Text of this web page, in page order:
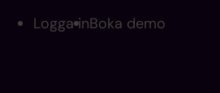
Logga inBoka demo